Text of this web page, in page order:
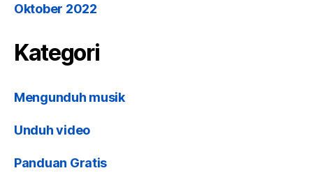
Oktober 2022
Kategori
Mengunduh musik
Unduh video
Panduan Gratis